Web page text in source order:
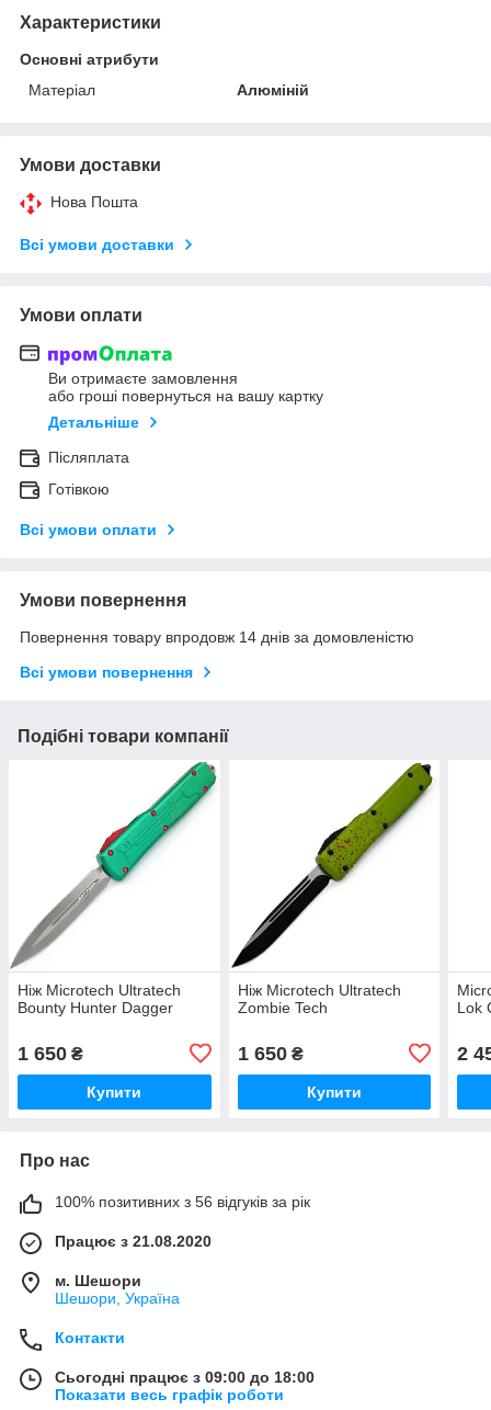
Характеристики
Основні атрибути
Матеріал
Алюміній
Умови доставки
Нова Пошта
Всі умови доставки
Умови оплати
Ви отримаєте замовлення
або гроші повернуться на вашу картку
Детальніше
Післяплата
Готівкою
Всі умови оплати
Умови повернення
Повернення товару впродовж 14 днів за домовленістю
Всі умови повернення
Подібні товари компанії
Ніж Microtech Ultratech
Bounty Hunter Dagger
1 650 ₴
Купити
Ніж Microtech Ultratech
Zombie Tech
1 650₴
Купити
Lok
2
Про нас
100% позитивних з 56 відгуків за рік
Працює з 21.08.2020
м. Шешори
Шешори, Україна
Контакти
Сьогодні працює з 09:00 до 18:00
Показати весь графік роботи